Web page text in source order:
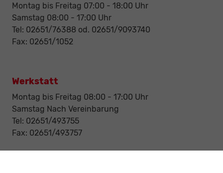
Montag bis Freitag 07:00 - 18:00 Uhr
Samstag 08:00 - 17:00 Uhr
Tel: 02651/76388 od. 02651/9093740
Fax: 02651/1052
Werkstatt
Montag bis Freitag 08:00 - 17:00 Uhr
Samstag Nach Vereinbarung
Tel: 02651/493755
Fax: 02651/493757